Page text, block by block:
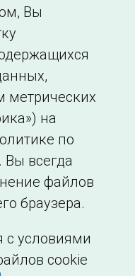
Вы
метрических
на
по
Вы всегда
файлов
браузера.
с условиями
cookie